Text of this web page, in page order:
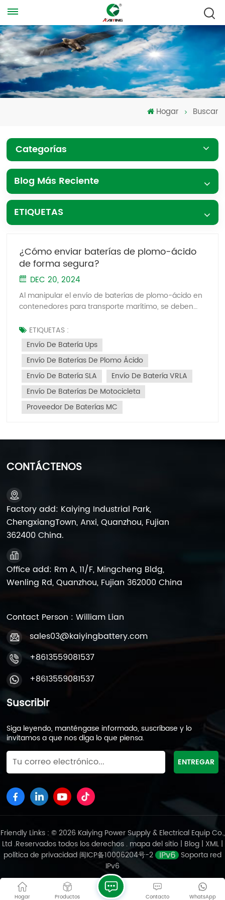
Hogar Buscar
Categorías
Blog Más Reciente
ETIQUETAS
¿Cómo enviar baterías de plomo-ácido
de forma segura?
DEC 20, 2024
Al manipular el envío de baterías de plomo-ácido en
contenedores para transporte marítimo, se deben
seguridad y el cumplimiento: 1. Preparación de
documentos Proporcione el conjunto completo de
documentos relacionados con el envío, que incluyen:
Autorización de transporte marítimo Hoja de datos de
seguridad de materiales (MSDS) Informe de
Clasificación e Identificación de Peligros para el
Transporte de Mercancías Factura comercial,
contrato, lista de empaque Declaración de Aduana
Poder Notarial Formulario de declaración de aduanas
de salida 2. Información de la Declaración
precisos, incluidos: nombre del producto, uso, marca
del material, modelo, capacidad, si contiene
3. Medidas de protección de seguridad Prevención
de cortocircuitos: Las baterías deben estar equipadas
con dispositivos de protección contra cortocircuitos.
Prueba de inclinación: las baterías deben pasar una
prueba de inclinación de 45 grados para garantizar
que no haya fugas de electrolito. Embalaje y Fijación:
1. Las baterías se empaquetan en cajas de cartón y
se apilan en paletas, con tiras protectoras agregadas
en las cuatro esquinas de la paleta. 2. Después de
durante el tránsito. 3. Mantener una altura de palet
de 1,5 toneladas aproximadamente. 4. Si apila
tarimas, mantenga una altura de una sola capa de
no más de 1 metro, con un límite de peso de
inferior con tablas de madera para evitar daños por
la tarima superior. 4. Requisitos de fotografía
Proporcione las siguientes fotografías durante el
proceso de carga: fotografía del contenedor vacío,
fotografía del contenedor medio cargado, fotografía
del contenedor completamente cargado, fotografía
de seguridad de la mercancía, fotografía de la puerta
medio cerrada (que muestra el número del
contenedor y la mercancía), fotografía de la puerta
cumplimiento de estas directrices garantiza la
seguridad y el cumplimiento de baterías de plomo-
ácido durante el transporte marítimo, minimizando
video de cómo cargamos el contenedor.
ETIQUETAS :
Envío De Batería Ups
Envío De Baterías De Plomo Ácido
Envío De Batería SLA
Envío De Batería VRLA
Envío De Baterías De Motocicleta
Proveedor De Baterías MC
CONTÁCTENOS
Factory add: Kaiying Industrial Park,
ChengxiangTown, Anxi, Quanzhou, Fujian
362400 China.
Office add: Rm A, 11/F, Mingcheng Bldg,
Wenling Rd, Quanzhou, Fujian 362000 China
Contact Person : William Lian
sales03@kaiyingbattery.com
+8613559081537
+8613559081537
Suscribir
Siga leyendo, manténgase informado, suscríbase y lo
invitamos a que nos diga lo que piensa.
Friendly Links : © 2026 Kaiying Power Supply & Electrical Equip Co.,
Ltd .Reservados todos los derechos . mapa del sitio | Blog | XML |
política de privacidad 闽ICP备10006204号-2
Soporta red
IPv6
Hogar Productos WhatsApp
Contacto